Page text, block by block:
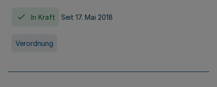
In Kraft Seit 17. Mai 2018
Verordnung